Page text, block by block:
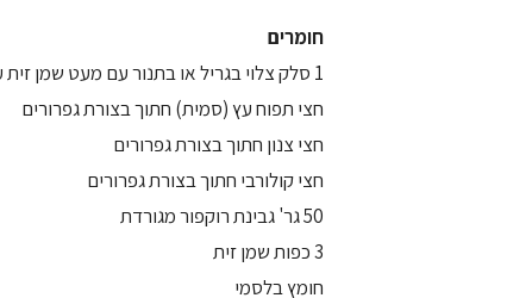
חומרים
1 סלק צלוי בגריל או בתנור עם מעט שמן זית עטוף ברדיד אלומניום.
חצי תפוח עץ (סמית) חתוך בצורת גפרורים
חצי צנון חתוך בצורת גפרורים
חצי קולורבי חתוך בצורת גפרורים
50 גר' גבינת רוקפור מגורדת
3 כפות שמן זית
חומץ בלסמי